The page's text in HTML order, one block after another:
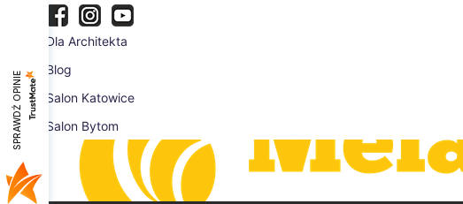
Dla Architekta
Blog
Salon Katowice
Salon Bytom
SPRAWDŹ OPINIE